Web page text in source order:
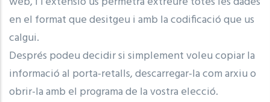
en el format que desitgeu i amb la codificació que us
calgui.
Després podeu decidir si simplement voleu copiar la
informació al porta-retalls, descarregar-la com arxiu o
obrir-la amb el programa de la vostra elecció.